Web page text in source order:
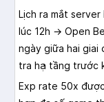
Lịch ra mắt
lúc 12h → Open
ngày giữa hai giai
tra hạ tầng trước
Exp rate 50x